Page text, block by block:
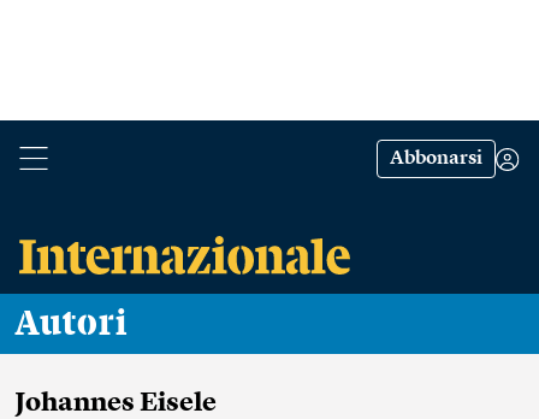
Abbonarsi
Autori
Johannes Eisele